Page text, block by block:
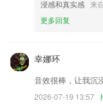
提高读信打开速度
修复原始的隐私提示在某
修复上个版本bug
会议支持排序分组
联系我们
浸感和真实感 来自
更多回复
幸娜环
音效很棒，让我沉
2026-07-19 13:57